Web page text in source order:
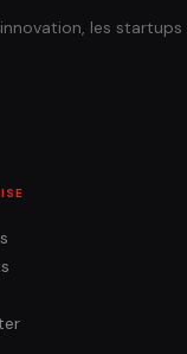
les startups